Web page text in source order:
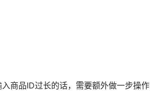
商品ID过长的话，需要额外做一步操